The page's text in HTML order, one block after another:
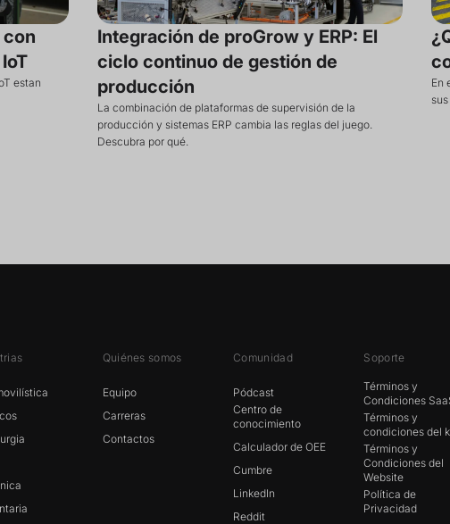
estan
Integración de proGrow y ERP: El
ciclo continuo de gestión de
producción
La combinación de plataformas de supervisión de la
producción y sistemas ERP cambia las reglas del juego.
Descubra por qué.
En
Quiénes somos
Equipo
Carreras
Contactos
Comunidad
Pódcast
Centro de
conocimiento
Calculador de OEE
Cumbre
LinkedIn
Reddit
Soporte
Términos y
Condiciones
Términos y
condiciones del
Términos y
Condiciones del
Website
Política de
Privacidad